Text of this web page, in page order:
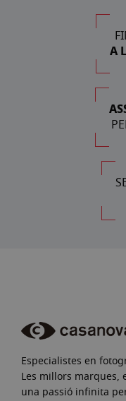
A
Especialistes en
Les millors marques,
una passió infinita